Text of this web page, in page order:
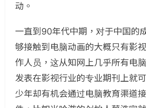
动。
一直到90年代中期，对于中国的
够接触到电脑动画的大概只有影
作人员，这从知网上几乎所有电
发表在影视行业的专业期刊上就
少年却有机会通过电脑教育渠道